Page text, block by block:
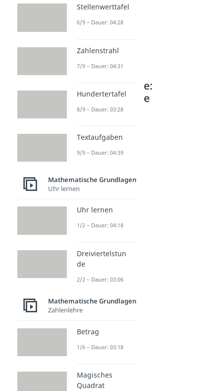
Weitere Inhalte:
Mathematische
Grundlagen
Potenzen
Zehnerpotenzen
Negative Potenzen
Dauer: 03:19
Dauer: 02:59
Stellenwerttafel
6/9 – Dauer: 04:28
Zahlenstrahl
7/9 – Dauer: 04:31
Hundertertafel
8/9 – Dauer: 03:28
Textaufgaben
9/9 – Dauer: 04:39
Mathematische Grundlagen
Uhr lernen
Uhr lernen
1/2 – Dauer: 04:18
Dreiviertelstun
de
2/2 – Dauer: 03:06
Mathematische Grundlagen
Zahlenlehre
Betrag
1/6 – Dauer: 03:18
Magisches
Quadrat